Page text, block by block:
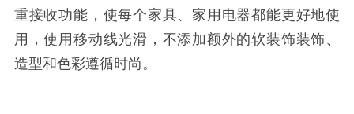
重接收功能，使每个家具、家用电器都能更好地使
用，使用移动线光滑，不添加额外的软装饰装饰、
造型和色彩遵循时尚。